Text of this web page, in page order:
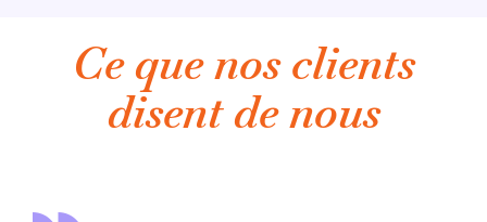
Ce que nos clients
disent de nous